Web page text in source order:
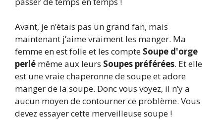
Avant, je n’étais pas un grand fan, mais
maintenant j’aime vraiment les manger. Ma
femme en est folle et les compte Soupe d'orge
perlé même aux leurs Soupes préférées. Et elle
est une vraie chaperonne de soupe et adore
manger de la soupe. Donc vous voyez, il n’y a
aucun moyen de contourner ce problème. Vous
devez essayer cette merveilleuse soupe !